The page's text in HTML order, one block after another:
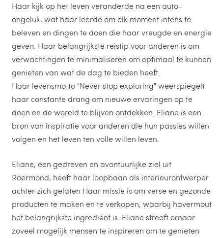
Haar kijk op het leven veranderde na een auto-
ongeluk, wat haar leerde om elk moment intens te
beleven en dingen te doen die haar vreugde en energie
geven. Haar belangrijkste reistip voor anderen is om
verwachtingen te minimaliseren om optimaal te kunnen
genieten van wat de dag te bieden heeft.
Haar levensmotto "Never stop exploring" weerspiegelt
haar constante drang om nieuwe ervaringen op te
doen en de wereld te blijven ontdekken. Eliane is een
bron van inspiratie voor anderen die hun passies willen
volgen en het leven ten volle willen leven.
Eliane, een gedreven en avontuurlijke ziel uit
Roermond, heeft haar loopbaan als interieurontwerper
achter zich gelaten Haar missie is om verse en gezonde
producten te maken en te verkopen, waarbij havermout
het belangrijkste ingrediënt is. Eliane streeft ernaar
zoveel mogelijk mensen te inspireren om te genieten